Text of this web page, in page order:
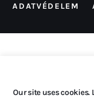
ADATVÉDELEM
Our site uses